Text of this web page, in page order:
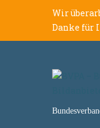
Wir
Danke für